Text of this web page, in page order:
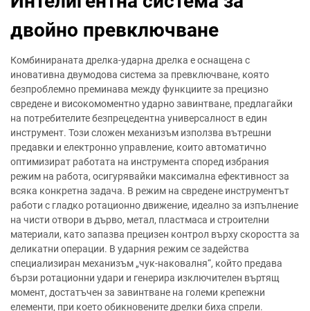
двойно превключване
Комбинираната дрелка-ударна дрелка е оснащена с
иновативна двумодова система за превключване, която
безпроблемно преминава между функциите за прецизно
свредене и високомоментно ударно завинтване, предлагайки
на потребителите безпрецедентна универсалност в един
инструмент. Този сложен механизъм използва вътрешни
предавки и електронно управление, които автоматично
оптимизират работата на инструмента според избрания
режим на работа, осигурявайки максимална ефективност за
всяка конкретна задача. В режим на свредене инструментът
работи с гладко ротационно движение, идеално за изпълнение
на чисти отвори в дърво, метал, пластмаса и строителни
материали, като запазва прецизен контрол върху скоростта за
деликатни операции. В ударния режим се задейства
специализиран механизъм „чук-наковалня“, който предава
бързи ротационни удари и генерира изключителен въртящ
момент, достатъчен за завинтване на големи крепежни
елементи, при което обикновените дрелки биха спрели.